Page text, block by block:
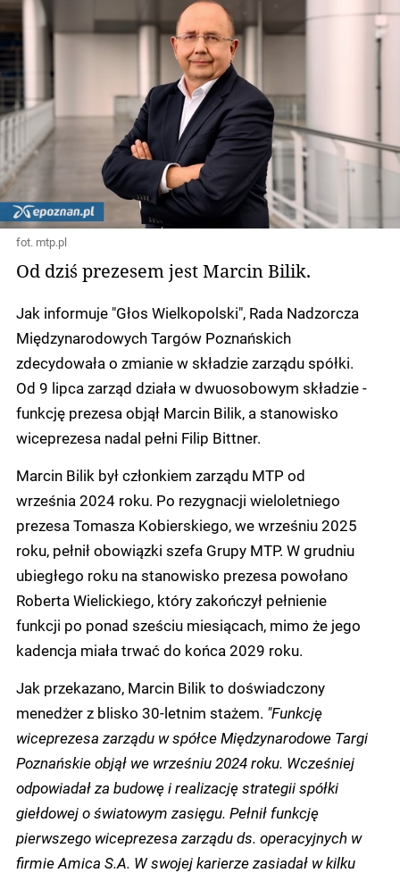
fot. mtp.pl
Od dziś prezesem jest Marcin Bilik.
Jak informuje "Głos Wielkopolski", Rada Nadzorcza
Międzynarodowych Targów Poznańskich
zdecydowała o zmianie w składzie zarządu spółki.
Od 9 lipca zarząd działa w dwuosobowym składzie -
funkcję prezesa objął Marcin Bilik, a stanowisko
wiceprezesa nadal pełni Filip Bittner.
Marcin Bilik był członkiem zarządu MTP od
września 2024 roku. Po rezygnacji wieloletniego
prezesa Tomasza Kobierskiego, we wrześniu 2025
roku, pełnił obowiązki szefa Grupy MTP. W grudniu
ubiegłego roku na stanowisko prezesa powołano
Roberta Wielickiego, który zakończył pełnienie
funkcji po ponad sześciu miesiącach, mimo że jego
kadencja miała trwać do końca 2029 roku.
Jak przekazano, Marcin Bilik to doświadczony
menedżer z blisko 30-letnim stażem. "Funkcję
wiceprezesa zarządu w spółce Międzynarodowe Targi
Poznańskie objął we wrześniu 2024 roku. Wcześniej
odpowiadał za budowę i realizację strategii spółki
giełdowej o światowym zasięgu. Pełnił funkcję
pierwszego wiceprezesa zarządu ds. operacyjnych w
firmie Amica S.A. W swojej karierze zasiadał w kilku